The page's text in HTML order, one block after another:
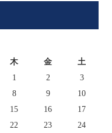
木 金
土
1
2
3
8 9
10
15 16
17
22 23 24